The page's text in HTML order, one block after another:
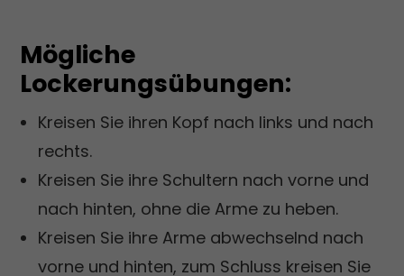
Mögliche
Lockerungsübungen:
Kreisen Sie ihren Kopf nach links und nach
rechts.
Kreisen Sie ihre Schultern nach vorne und
nach hinten, ohne die Arme zu heben.
Kreisen Sie ihre Arme abwechselnd nach
vorne und hinten, zum Schluss kreisen Sie